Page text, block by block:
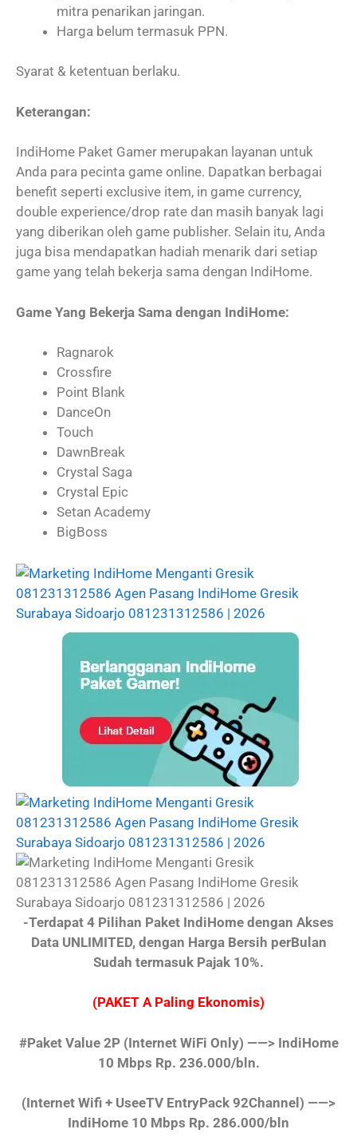
mitra penarikan jaringan.
Harga belum termasuk PPN.
Syarat & ketentuan berlaku.
Keterangan:
IndiHome Paket Gamer merupakan layanan untuk
Anda para pecinta game online. Dapatkan berbagai
benefit seperti exclusive item, in game currency,
double experience/drop rate dan masih banyak lagi
yang diberikan oleh game publisher. Selain itu, Anda
juga bisa mendapatkan hadiah menarik dari setiap
game yang telah bekerja sama dengan IndiHome.
Game Yang Bekerja Sama dengan IndiHome:
Ragnarok
Crossfire
Point Blank
DanceOn
Touch
DawnBreak
Crystal Saga
Crystal Epic
Setan Academy
BigBoss
-Terdapat 4 Pilihan Paket IndiHome dengan Akses
Data UNLIMITED, dengan Harga Bersih perBulan
Sudah termasuk Pajak 10%.
(PAKET A Paling Ekonomis)
#Paket Value 2P (Internet WiFi Only) ——> IndiHome
10 Mbps Rp. 236.000/bln.
(Internet Wifi + UseeTV EntryPack 92Channel) ——>
IndiHome 10 Mbps Rp. 286.000/bln